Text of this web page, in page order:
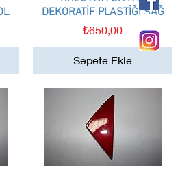
DEKORATİF PLASTİĞİ SAĞ
Fiyat
₺650,00
Sepete Ekle